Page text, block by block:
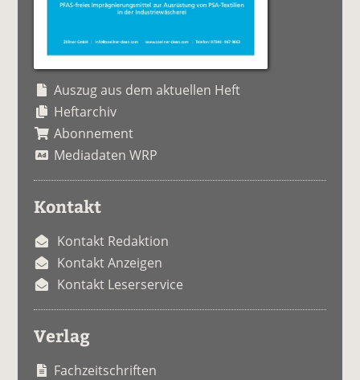
Auszug aus dem aktuellen Heft
Heftarchiv
Abonnement
Mediadaten WRP
Kontakt
Kontakt Redaktion
Kontakt Anzeigen
Kontakt Leserservice
Verlag
Fachzeitschriften